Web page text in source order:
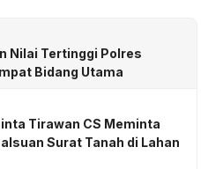
Nilai Tertinggi Polres
Bidang Utama
Tirawan CS Meminta
Surat Tanah di Lahan